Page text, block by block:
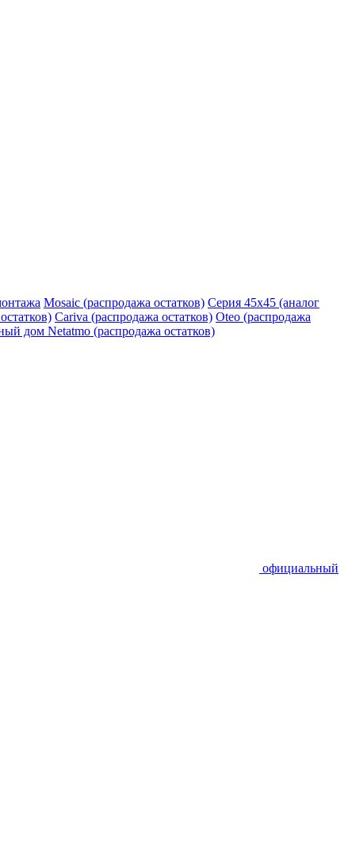
Mosaic (распродажа остатков) Серия 45х45 (аналог
Cariva (распродажа остатков) Oteo (распродажа
дом Netatmo (распродажа остатков)
официальный